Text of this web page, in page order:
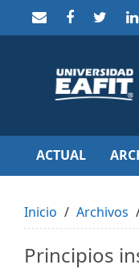
to
Main
Navigation
Content
Sidebar
ACTUAL
Inicio Archivos
Principios